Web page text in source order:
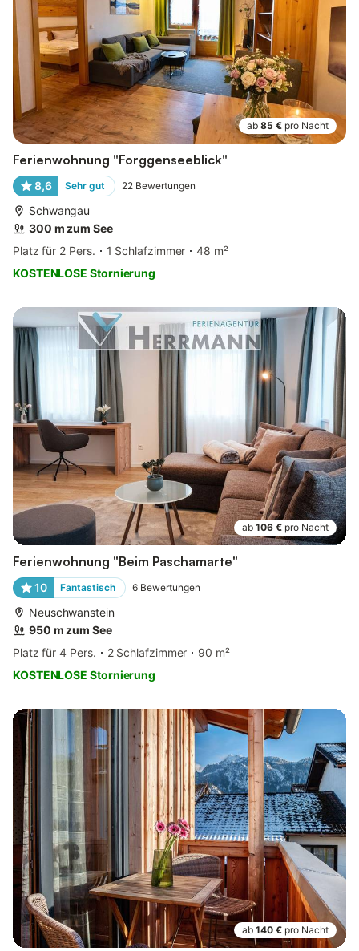
ab 85 € pro Nacht
Ferienwohnung "Forggenseeblick"
8,6 Sehr gut 22 Bewertungen
Schwangau
300 m zum See
Platz für 2 Pers.
1 Schlafzimmer
48 m²
KOSTENLOSE Stornierung
ab 106 € pro Nacht
Ferienwohnung "Beim Paschamarte"
10 Fantastisch 6 Bewertungen
Neuschwanstein
950 m zum See
Platz für 4 Pers.
2 Schlafzimmer
90 m²
KOSTENLOSE Stornierung
ab 140 € pro Nacht